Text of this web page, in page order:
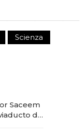
Scienza
Saceem
de